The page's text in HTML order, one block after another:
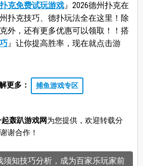
克免费试玩游戏』2026德州扑克在
扑克技巧、德扑玩法全在这里！除
外，还有更多优惠可以领取！！搭
』让你提高胜率，现在就点击游
更多： 捕鱼游戏专区
轰趴游戏网为您提供，欢迎转载分
谢合作！
须知技巧分析，成为百家乐玩家前